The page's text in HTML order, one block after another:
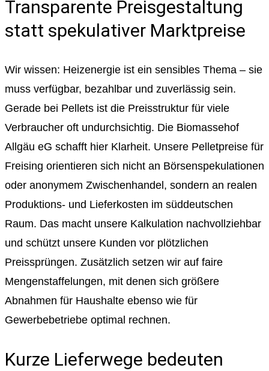
Transparente Preisgestaltung
statt spekulativer Marktpreise
Wir wissen: Heizenergie ist ein sensibles Thema – sie
muss verfügbar, bezahlbar und zuverlässig sein.
Gerade bei Pellets ist die Preisstruktur für viele
Verbraucher oft undurchsichtig. Die Biomassehof
Allgäu eG schafft hier Klarheit. Unsere Pelletpreise für
Freising orientieren sich nicht an Börsenspekulationen
oder anonymem Zwischenhandel, sondern an realen
Produktions- und Lieferkosten im süddeutschen
Raum. Das macht unsere Kalkulation nachvollziehbar
und schützt unsere Kunden vor plötzlichen
Preissprüngen. Zusätzlich setzen wir auf faire
Mengenstaffelungen, mit denen sich größere
Abnahmen für Haushalte ebenso wie für
Gewerbebetriebe optimal rechnen.
Kurze Lieferwege bedeuten